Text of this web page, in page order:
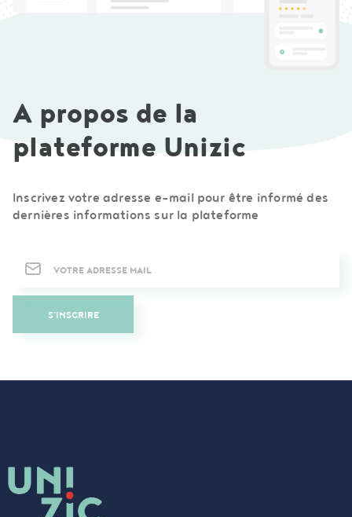
A propos de la
plateforme Unizic
Inscrivez votre adresse e-mail pour être informé des
dernières informations sur la plateforme
S'INSCRIRE